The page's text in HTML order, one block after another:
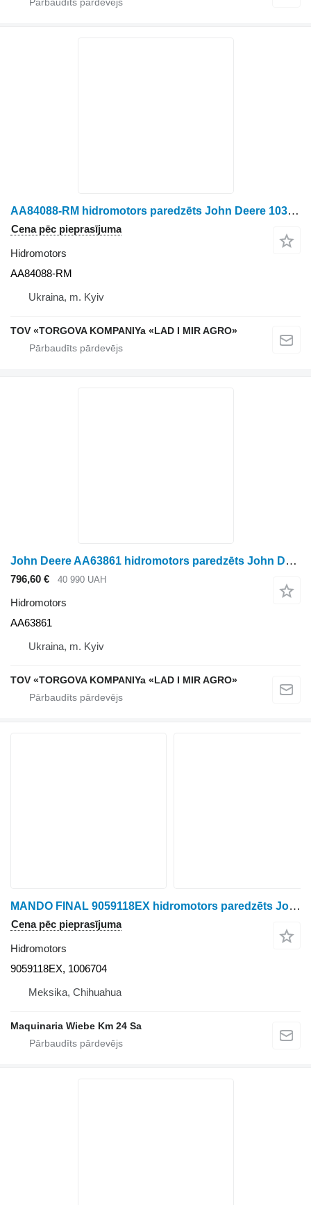
AA84088-RM hidromotors paredzēts John Deere 1035 riteņtraktora
Cena pēc pieprasījuma
Hidromotors
AA84088-RM
Ukraina, m. Kyiv
TOV «TORGOVA KOMPANIYa «LAD I MIR AGRO»
John Deere AA63861 hidromotors paredzēts John Deere riteņtraktora
796,60 € 40 990 UAH
Hidromotors
AA63861
Ukraina, m. Kyiv
TOV «TORGOVA KOMPANIYa «LAD I MIR AGRO»
MANDO FINAL 9059118EX hidromotors paredzēts John Deere 790 riteņtraktora
Cena pēc pieprasījuma
Hidromotors
9059118EX, 1006704
Meksika, Chihuahua
Maquinaria Wiebe Km 24 Sa